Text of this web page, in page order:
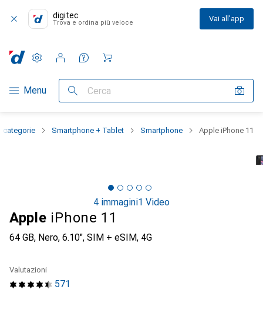
digitec
Trova e ordina più veloce Vai all'app
Categoria Navigazione
Menu Cerca
Impostazioni
Conto cliente
Liste di confronto
Liste dei desideri
Carrello
categorie Smartphone + Tablet Smartphone Apple iPhone 11
4 immagini1 Video
Apple iPhone 11
64 GB, Nero, 6.10", SIM + eSIM, 4G
571
Valutazioni